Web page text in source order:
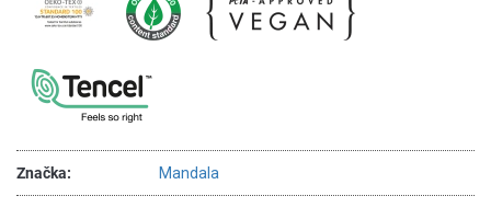
Značka: Mandala